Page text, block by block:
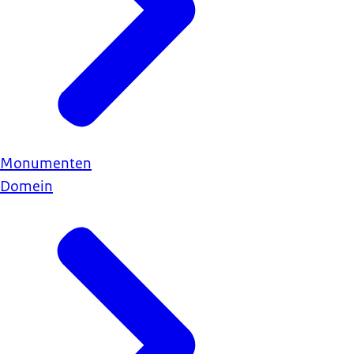
Monumenten
Domein